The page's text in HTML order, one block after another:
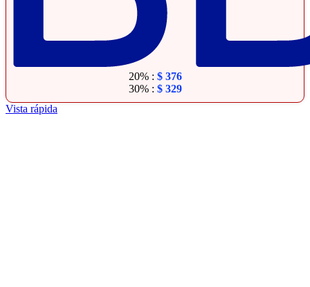
20% : $376
30% : $329
Vista rápida